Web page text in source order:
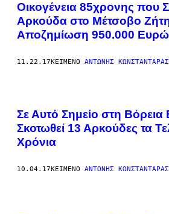
Οικογένεια 85χρονης που
Αρκούδα στο Μέτσοβο
Αποζημίωση 950.000 Ευρώ
11.22.17ΚΕΊΜΕΝΟ ΑΝΤΏΝΗΣ ΚΩΝΣΤΑΝΤΆΡΑΣ
Σε Αυτό Σημείο στη
Σκοτωθεί 13 Αρκούδες τα
Χρόνια
10.04.17ΚΕΊΜΕΝΟ ΑΝΤΏΝΗΣ ΚΩΝΣΤΑΝΤΆΡΑΣ